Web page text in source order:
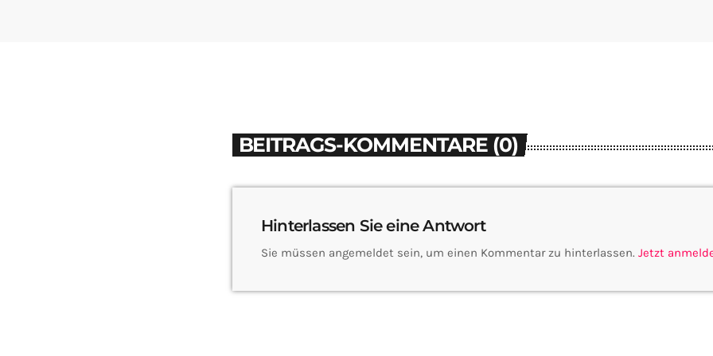
BEITRAGS-KOMMENTARE (0)
Hinterlassen Sie eine Antwort
Sie müssen angemeldet sein, um einen Kommentar zu hinterlassen. Jetzt